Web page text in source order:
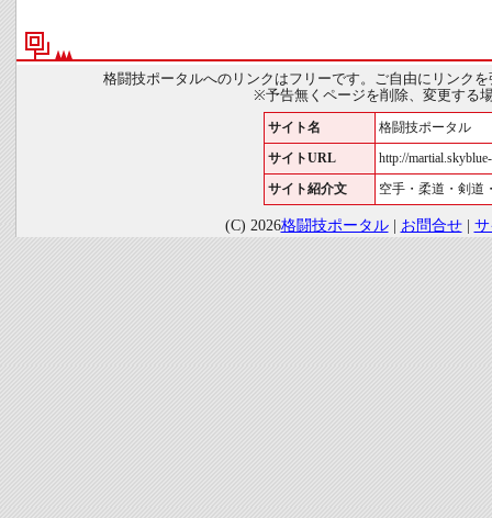
格闘技ポータルへのリンクはフリーです。ご自由にリンク
※予告無くページを削除、変更する
サイト名 格闘技ポータル
サイトURL http://
サイト紹介文 空手・柔道・剣道
(C) 2026格闘技ポータル| お問合せ|